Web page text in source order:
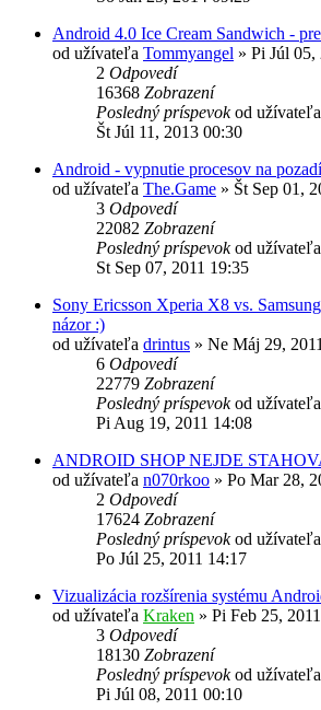
Android 4.0 Ice Cream Sandwich -
od užívateľa Tommyangel » Pi Júl 05,
2 Odpovedí
16368 Zobrazení
Posledný príspevokod užívateľa
Št Júl 11, 2013 00:30
Android - vypnutie procesov na pozadí
od užívateľa The.Game » Št Sep 01,
3 Odpovedí
22082 Zobrazení
Posledný príspevokod užívateľa
St Sep 07, 2011 19:35
Sony Ericsson Xperia X8 vs.
názor :)
od užívateľa drintus » Ne Máj 29,
6 Odpovedí
22779 Zobrazení
Posledný príspevokod užívateľa
Pi Aug 19, 2011 14:08
ANDROID SHOP NEJDE
od užívateľa n070rkoo » Po Mar 28,
2 Odpovedí
17624 Zobrazení
Posledný príspevokod užívateľa
Po Júl 25, 2011 14:17
Vizualizácia rozšírenia systému
od užívateľa Kraken » Pi Feb 25,
3 Odpovedí
18130 Zobrazení
Posledný príspevokod užívateľa
Pi Júl 08, 2011 00:10